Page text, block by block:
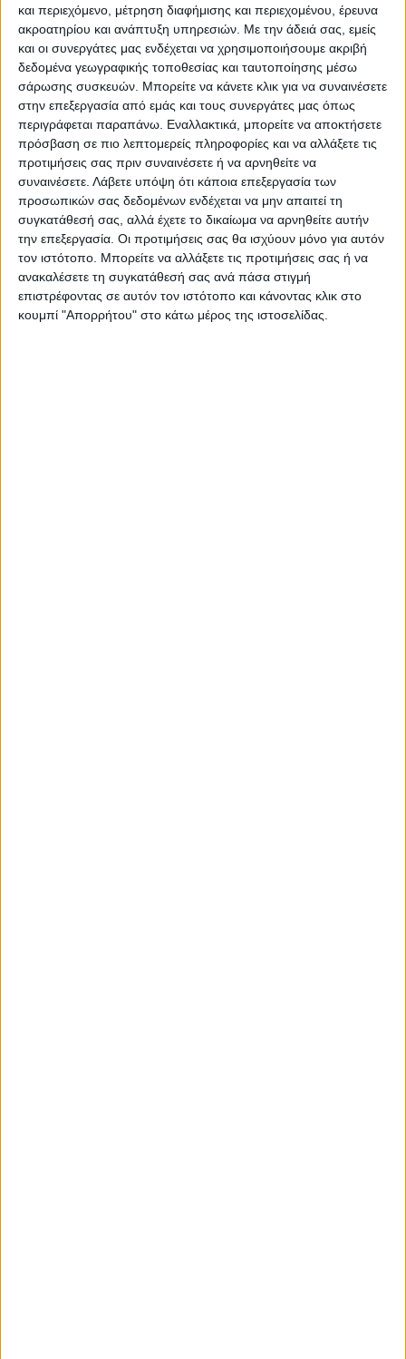
και περιεχόμενο, μέτρηση διαφήμισης και περιεχομένου, έρευνα
ακροατηρίου και ανάπτυξη υπηρεσιών. Με την άδειά σας, εμείς
και οι συνεργάτες μας ενδέχεται να χρησιμοποιήσουμε ακριβή
δεδομένα γεωγραφικής τοποθεσίας και ταυτοποίησης μέσω
σάρωσης συσκευών. Μπορείτε να κάνετε κλικ για να συναινέσετε
στην επεξεργασία από εμάς και τους συνεργάτες μας όπως
περιγράφεται παραπάνω. Εναλλακτικά, μπορείτε να αποκτήσετε
πρόσβαση σε πιο λεπτομερείς πληροφορίες και να αλλάξετε τις
προτιμήσεις σας πριν συναινέσετε ή να αρνηθείτε να
συναινέσετε. Λάβετε υπόψη ότι κάποια επεξεργασία των
προσωπικών σας δεδομένων ενδέχεται να μην απαιτεί τη
συγκατάθεσή σας, αλλά έχετε το δικαίωμα να αρνηθείτε αυτήν
την επεξεργασία. Οι προτιμήσεις σας θα ισχύουν μόνο για αυτόν
τον ιστότοπο. Μπορείτε να αλλάξετε τις προτιμήσεις σας ή να
ανακαλέσετε τη συγκατάθεσή σας ανά πάσα στιγμή
επιστρέφοντας σε αυτόν τον ιστότοπο και κάνοντας κλικ στο
κουμπί "Απορρήτου" στο κάτω μέρος της ιστοσελίδας.
Περιπέτεια για τον πρόεδρο του Ε.Κ.Λ
Γιάννη Σκόκα
VIDEO ΤΗΣ ΘΕΣΣΑΛΙΑΣ